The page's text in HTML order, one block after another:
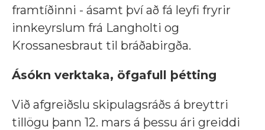
framtíðinni - ásamt því að fá leyfi fryrir
innkeyrslum frá Langholti og
Krossanesbraut til bráðabirgða.
Ásókn verktaka, öfgafull þétting
Við afgreiðslu skipulagsráðs á breyttri
tillögu þann 12. mars á þessu ári greiddi